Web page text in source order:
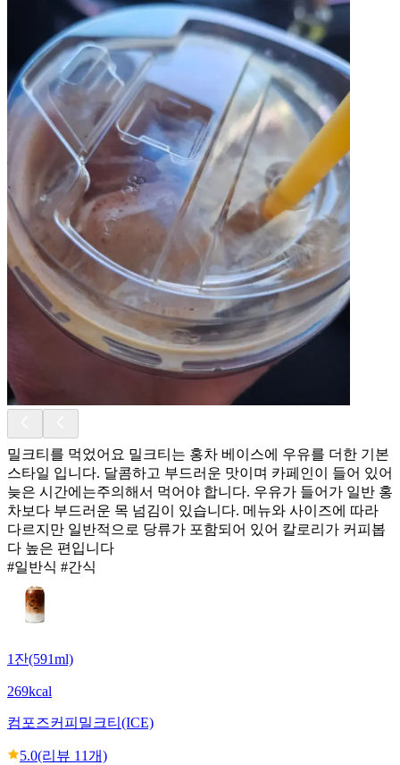
밀크티를 먹었어요 밀크티는 홍차 베이스에 우유를 더한 기본
스타일 입니다. 달콤하고 부드러운 맛이며 카페인이 들어 있어
늦은 시간에는주의해서 먹어야 합니다. 우유가 들어가 일반 홍
차보다 부드러운 목 넘김이 있습니다. 메뉴와 사이즈에 따라
다르지만 일반적으로 당류가 포함되어 있어 칼로리가 커피봅
다 높은 편입니다
#일반식 #간식
1잔(591ml)
269kcal
컴포즈커피 밀크티(ICE)
5.0(리뷰 11개)